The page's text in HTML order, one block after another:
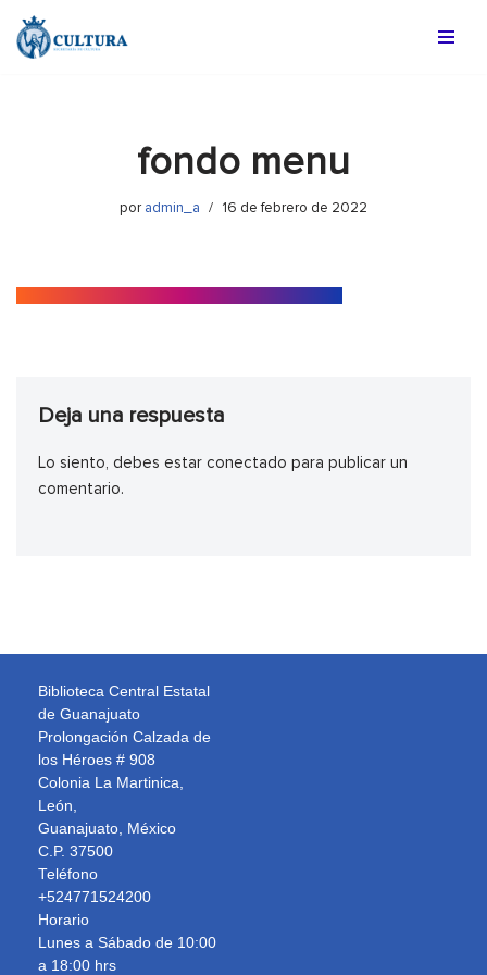
Saltar
fondo menu
por admin_a 16 de febrero de 2022
Deja una respuesta
Lo siento, debes estar conectado para publicar un
comentario.
Biblioteca Central Estatal
de Guanajuato
Prolongación Calzada de
los Héroes # 908
Colonia La Martinica,
León,
Guanajuato, México
C.P. 37500
Teléfono
+524771524200
Horario
Lunes a Sábado de 10:00
a 18:00 hrs